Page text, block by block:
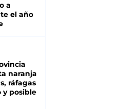
a
el año
naranja
ráfagas
y posible